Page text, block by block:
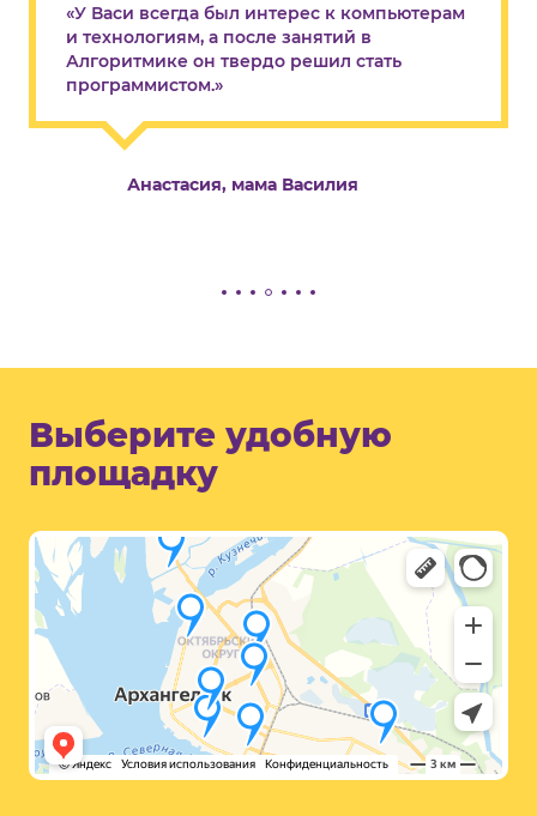
«У Васи всегда был интерес к компьютерам
и технологиям, а после занятий в
Алгоритмике он твердо решил стать
программистом.»
Анастасия, мама Василия
Выберите удобную
площадку